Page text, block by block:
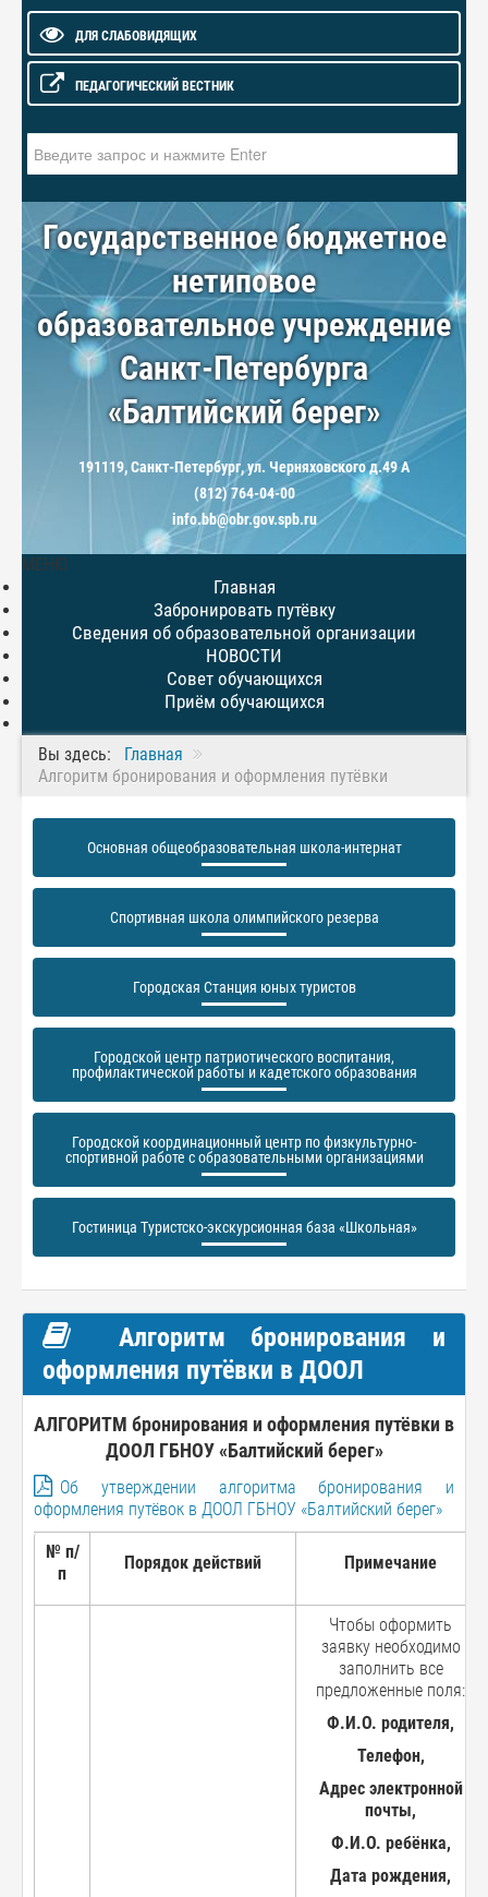
ДЛЯ СЛАБОВИДЯЩИХ
ПЕДАГОГИЧЕСКИЙ ВЕСТНИК
Государственное бюджетное
нетиповое
образовательное учреждение
Санкт-Петербурга
«Балтийский берег»
191119, Санкт-Петербург, ул. Черняховского д.49 А
(812) 764-04-00
info.bb@obr.gov.spb.ru
МЕНЮ
Главная
Забронировать путёвку
Сведения об образовательной организации
НОВОСТИ
Совет обучающихся
Приём обучающихся
Вы здесь:
Главная
Алгоритм бронирования и оформления путёвки
Основная общеобразовательная школа-интернат
Спортивная школа олимпийского резерва
Городская Станция юных туристов
Городской центр патриотического воспитания,
профилактической работы и кадетского образования
Городской координационный центр по физкультурно-
спортивной работе с образовательными организациями
Гостиница Туристско-экскурсионная база «Школьная»
Алгоритм бронирования и
оформления путёвки в ДООЛ
АЛГОРИТМ бронирования и оформления путёвки в
ДООЛ ГБНОУ «Балтийский берег»
Об утверждении алгоритма бронирования и
оформления путёвок в ДООЛ ГБНОУ «Балтийский берег»
№ п/
п
Порядок действий Примечание
Чтобы оформить
заявку необходимо
заполнить все
предложенные поля:
Ф.И.О. родителя,
Телефон,
Адрес электронной
почты,
Ф.И.О. ребёнка,
Дата рождения,